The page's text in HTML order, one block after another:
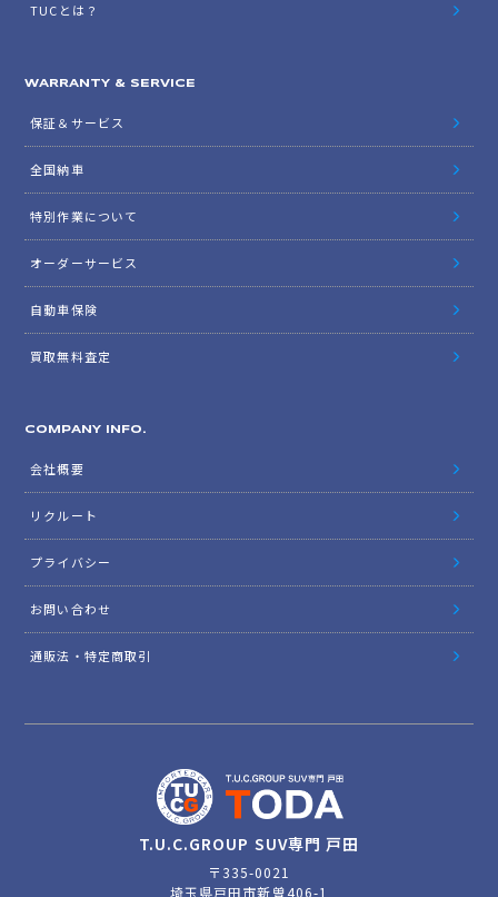
TUCとは？
WARRANTY & SERVICE
保証＆サービス
全国納車
特別作業について
オーダーサービス
自動車保険
買取無料査定
COMPANY INFO.
会社概要
リクルート
プライバシー
お問い合わせ
通販法・特定商取引
T.U.C.GROUP SUV専門 戸田
〒335-0021
埼玉県戸田市新曽406-1